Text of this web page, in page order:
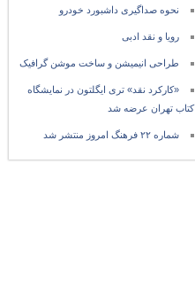
نحوه صداگیری داشبورد خودرو
رویا و نقد ادبی
طراحی انیمیشن و ساخت موشن گرافیک
«کارکرد نقد» تری ایگلتون در نمایشگاه
کتاب تهران عرضه شد
شماره ۲۲ فرهنگ امروز منتشر شد